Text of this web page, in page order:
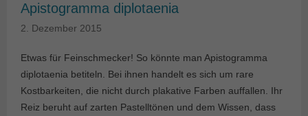
Apistogramma diplotaenia
2. Dezember 2015
Etwas für Feinschmecker! So könnte man Apistogramma
diplotaenia betiteln. Bei ihnen handelt es sich um rare
Kostbarkeiten, die nicht durch plakative Farben auffallen. Ihr
Reiz beruht auf zarten Pastelltönen und dem Wissen, dass